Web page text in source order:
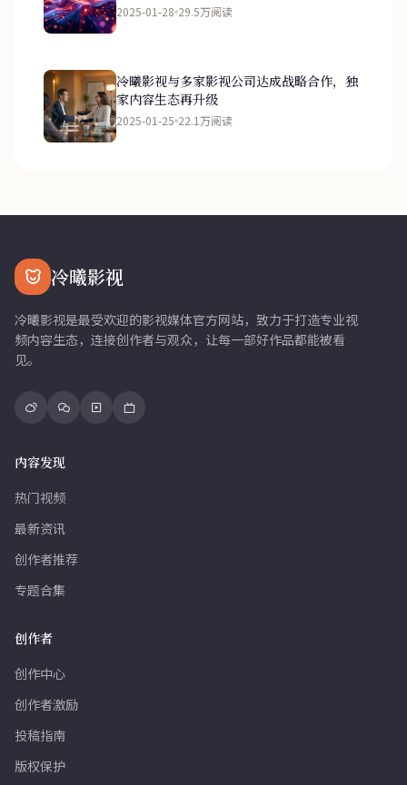
2025-01-28 29.5万阅读
冷曦影视与多家影视公司达成战略合作，独
家内容生态再升级
2025-01-25 22.1万阅读
冷曦影视
冷曦影视是最受欢迎的影视媒体官方网站，致力于打造专业视
频内容生态，连接创作者与观众，让每一部好作品都能被看
见。
内容发现
热门视频
最新资讯
创作者推荐
专题合集
创作者
创作中心
创作者激励
投稿指南
版权保护